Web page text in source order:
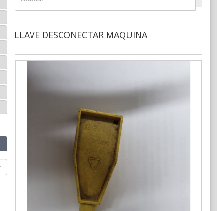
LLAVE DESCONECTAR MAQUINA